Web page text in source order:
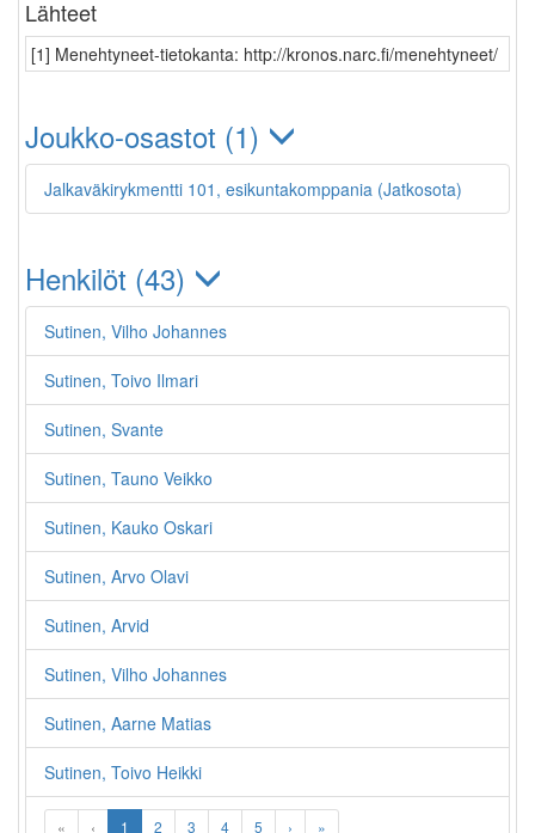
Lähteet
[1] Menehtyneet-tietokanta: http://kronos.narc.fi/menehtyneet/
Joukko-osastot (1)
Jalkaväkirykmentti 101, esikuntakomppania (Jatkosota)
Henkilöt (43)
Sutinen, Vilho Johannes
Sutinen, Toivo Ilmari
Sutinen, Svante
Sutinen, Tauno Veikko
Sutinen, Kauko Oskari
Sutinen, Arvo Olavi
Sutinen, Arvid
Sutinen, Vilho Johannes
Sutinen, Aarne Matias
Sutinen, Toivo Heikki
« ‹ 1 2 3 4 5 › »